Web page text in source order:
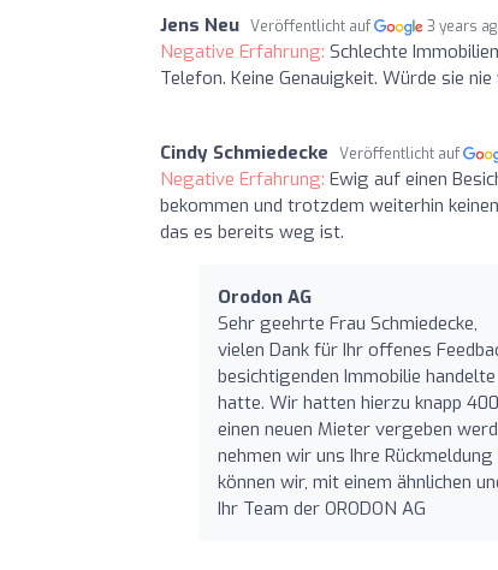
Jens Neu Veröffentlicht auf 3 years
Negative Erfahrung: Schlechte
Telefon. Keine Genauigkeit. Würde sie
Cindy Schmiedecke Veröffentlicht auf
Negative Erfahrung: Ewig auf einen
bekommen und trotzdem weiterhin
das es bereits weg ist.
Orodon AG
Sehr geehrte Frau Schmiedecke,
vielen Dank für Ihr offenes
besichtigenden Immobilie
hatte. Wir hatten hierzu knapp
einen neuen Mieter vergeben
nehmen wir uns Ihre
können wir, mit einem ähnlichen
Ihr Team der ORODON AG